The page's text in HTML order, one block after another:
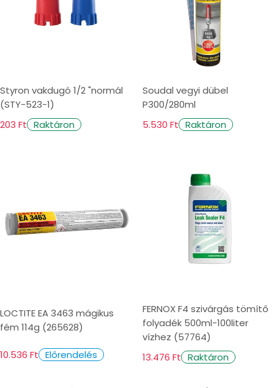
Styron vakdugó 1/2 "normál
(STY-523-1)
203 Ft Raktáron
Soudal vegyi dübel
P300/280ml
5.530 Ft Raktáron
LOCTITE EA 3463 mágikus
fém 114g (265628)
10.536 Ft Előrendelés
FERNOX F4 szivárgás tömítő
folyadék 500ml-100liter
vízhez (57764)
13.476 Ft Raktáron